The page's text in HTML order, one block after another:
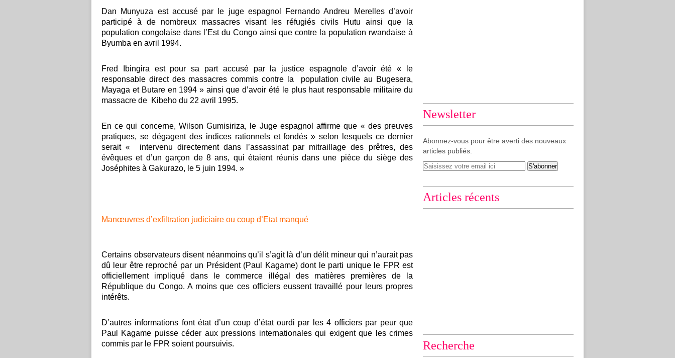
Dan Munyuza est accusé par le juge espagnol Fernando Andreu Merelles d’avoir
participé à de nombreux massacres visant les réfugiés civils Hutu ainsi que la
population congolaise dans l’Est du Congo ainsi que contre la population rwandaise à
Byumba en avril 1994.
Fred Ibingira est pour sa part accusé par la justice espagnole d’avoir été « le
responsable direct des massacres commis contre la population civile au Bugesera,
Mayaga et Butare en 1994 » ainsi que d’avoir été le plus haut responsable militaire du
massacre de Kibeho du 22 avril 1995.
En ce qui concerne, Wilson Gumisiriza, le Juge espagnol affirme que « des preuves
pratiques, se dégagent des indices rationnels et fondés » selon lesquels ce dernier
serait « intervenu directement dans l’assassinat par mitraillage des prêtres, des
évêques et d’un garçon de 8 ans, qui étaient réunis dans une pièce du siège des
Joséphites à Gakurazo, le 5 juin 1994. »
Manœuvres d’exfiltration judiciaire ou coup d’Etat manqué
Certains observateurs disent néanmoins qu’il s’agit là d’un délit mineur qui n’aurait pas
dû leur être reproché par un Président (Paul Kagame) dont le parti unique le FPR est
officiellement impliqué dans le commerce illégal des matières premières de la
République du Congo. A moins que ces officiers eussent travaillé pour leurs propres
intérêts.
D’autres informations font état d’un coup d’état ourdi par les 4 officiers par peur que
Paul Kagame puisse céder aux pressions internationales qui exigent que les crimes
commis par le FPR soient poursuivis.
Newsletter
Abonnez-vous pour être averti des nouveaux
articles publiés.
Articles récents
Recherche